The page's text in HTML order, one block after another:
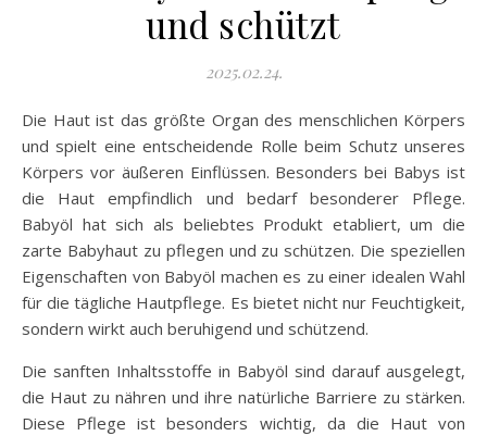
und schützt
2025.02.24.
Die Haut ist das größte Organ des menschlichen Körpers
und spielt eine entscheidende Rolle beim Schutz unseres
Körpers vor äußeren Einflüssen. Besonders bei Babys ist
die Haut empfindlich und bedarf besonderer Pflege.
Babyöl hat sich als beliebtes Produkt etabliert, um die
zarte Babyhaut zu pflegen und zu schützen. Die speziellen
Eigenschaften von Babyöl machen es zu einer idealen Wahl
für die tägliche Hautpflege. Es bietet nicht nur Feuchtigkeit,
sondern wirkt auch beruhigend und schützend.
Die sanften Inhaltsstoffe in Babyöl sind darauf ausgelegt,
die Haut zu nähren und ihre natürliche Barriere zu stärken.
Diese Pflege ist besonders wichtig, da die Haut von